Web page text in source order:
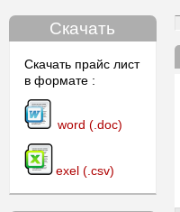
Скачать
Скачать прайс лист
в формате :
word (.doc)
exel (.csv)